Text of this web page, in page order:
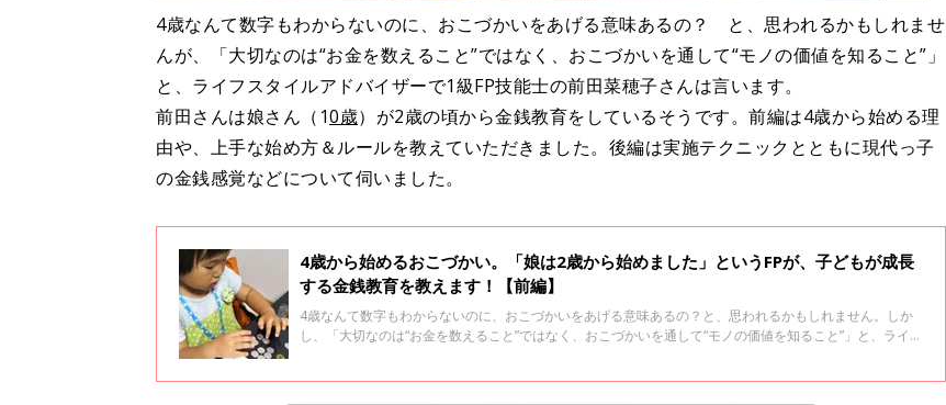
4歳なんて数字もわからないのに、おこづかいをあげる意味あるの？ と、思われるかもしれませ
んが、「大切なのは“お金を数えること”ではなく、おこづかいを通して“モノの価値を知ること”」
と、ライフスタイルアドバイザーで1級FP技能士の前田菜穂子さんは言います。
前田さんは娘さん（10歳）が2歳の頃から金銭教育をしているそうです。前編は4歳から始める理
由や、上手な始め方＆ルールを教えていただきました。後編は実施テクニックとともに現代っ子
の金銭感覚などについて伺いました。
4歳から始めるおこづかい。「娘は2歳から始めました」というFPが、子どもが成長
する金銭教育を教えます！【前編】
4歳なんて数字もわからないのに、おこづかいをあげる意味あるの？と、思われるかもしれません。しか
し、「大切なのは“お金を数えること”ではなく、おこづかいを通して“モノの価値を知ること”」と、ライフ